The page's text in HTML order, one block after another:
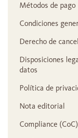
Métodos de pago
Condiciones
Derecho de
Disposiciones
datos
Política de
Nota editorial
Compliance (CoC)